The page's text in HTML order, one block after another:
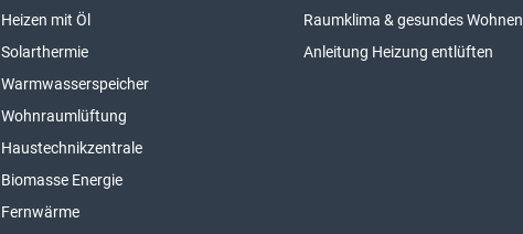
Heizen mit Öl
Solarthermie
Warmwasserspeicher
Wohnraumlüftung
Haustechnikzentrale
Biomasse Energie
Fernwärme
Raumklima & gesundes Wohnen
Anleitung Heizung entlüften